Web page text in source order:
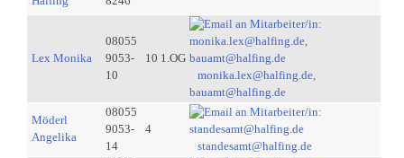
Lex Monika
08055
9053-
10
10 1.OG
monika.lex@halfing.de,
bauamt@halfing.de
Möderl
Angelika
08055
9053-
14
4
standesamt@halfing.de